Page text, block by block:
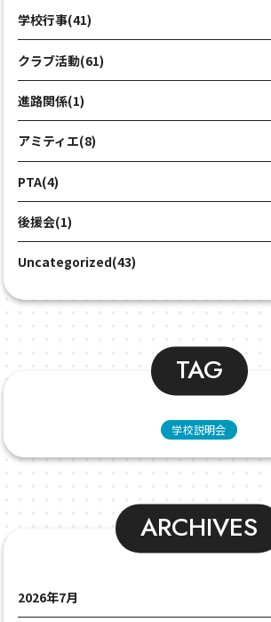
学校行事(41)
クラブ活動(61)
進路関係(1)
アミティエ(8)
PTA(4)
後援会(1)
Uncategorized(43)
TAG
学校説明会
ARCHIVES
2026年7月